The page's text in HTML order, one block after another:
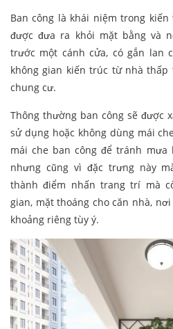
Ban công là khái niệm trong
được đưa ra khỏi mặt bằng và
trước một cánh cửa, có gắn lan
không gian kiến trúc từ nhà thấp
chung cư.
Thông thường ban công sẽ được
sử dụng hoặc không dùng mái
mái che ban công để tránh
nhưng cũng vì đặc trưng này
thành điểm nhấn trang trí mà
gian, mặt thoáng cho căn nhà,
khoảng riêng tùy ý.